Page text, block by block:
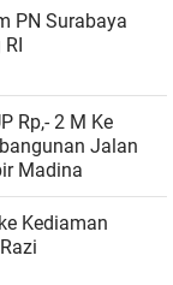
PN Surabaya
Rp,- 2 M Ke
Jalan
Madina
Kediaman